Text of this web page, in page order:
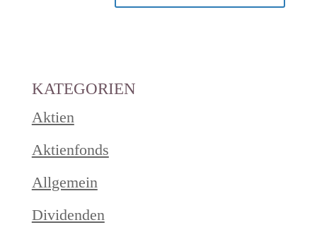
KATEGORIEN
Aktien
Aktienfonds
Allgemein
Dividenden